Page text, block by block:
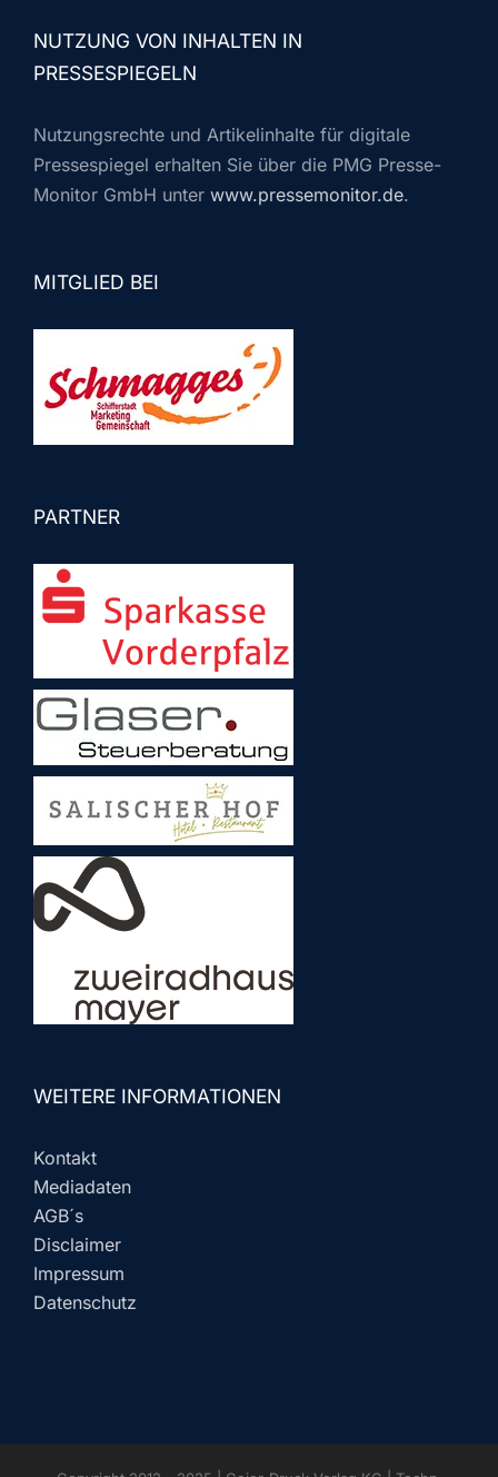
NUTZUNG VON INHALTEN IN
PRESSESPIEGELN
Nutzungsrechte und Artikelinhalte für digitale
Pressespiegel erhalten Sie über die PMG Presse-
Monitor GmbH unter www.pressemonitor.de.
MITGLIED BEI
PARTNER
WEITERE INFORMATIONEN
Kontakt
Mediadaten
AGB´s
Disclaimer
Impressum
Datenschutz